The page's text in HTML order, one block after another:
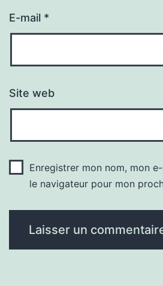
E-mail *
Site web
Enregistrer mon nom, mon
le navigateur pour mon